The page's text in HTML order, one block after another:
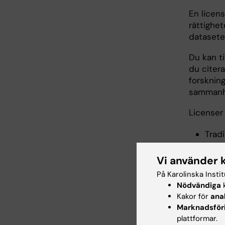
En
Du kan
du
Vi använder
På Karolinska
Nödvändiga
Kakor för
plattformar.